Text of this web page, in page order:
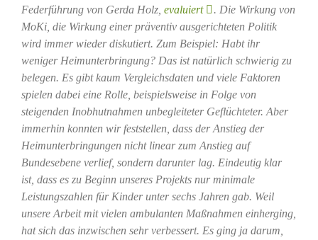
Federführung von Gerda Holz, evaluiert
. Die Wirkung von
MoKi, die Wirkung einer präventiv ausgerichteten Politik
wird immer wieder diskutiert. Zum Beispiel: Habt ihr
weniger Heimunterbringung? Das ist natürlich schwierig zu
belegen. Es gibt kaum Vergleichsdaten und viele Faktoren
spielen dabei eine Rolle, beispielsweise in Folge von
steigenden Inobhutnahmen unbegleiteter Geflüchteter. Aber
immerhin konnten wir feststellen, dass der Anstieg der
Heimunterbringungen nicht linear zum Anstieg auf
Bundesebene verlief, sondern darunter lag. Eindeutig klar
ist, dass es zu Beginn unseres Projekts nur minimale
Leistungszahlen für Kinder unter sechs Jahren gab. Weil
unsere Arbeit mit vielen ambulanten Maßnahmen einherging,
hat sich das inzwischen sehr verbessert. Es ging ja darum,